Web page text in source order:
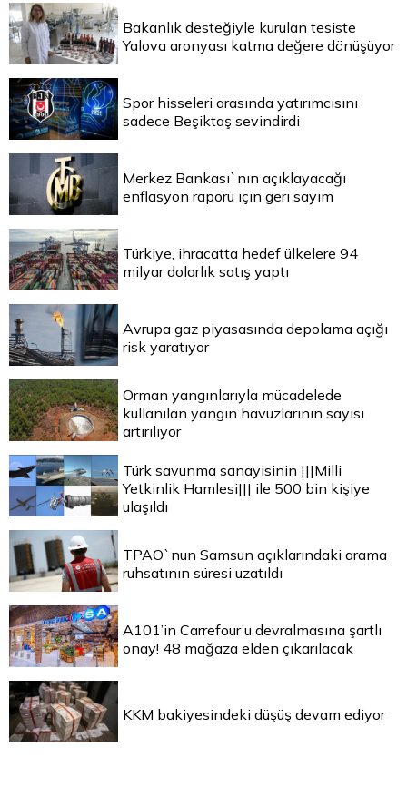
Bakanlık desteğiyle kurulan tesiste
Yalova aronyası katma değere dönüşüyor
Spor hisseleri arasında yatırımcısını
sadece Beşiktaş sevindirdi
Merkez Bankası`nın açıklayacağı
enflasyon raporu için geri sayım
Türkiye, ihracatta hedef ülkelere 94
milyar dolarlık satış yaptı
Avrupa gaz piyasasında depolama açığı
risk yaratıyor
Orman yangınlarıyla mücadelede
kullanılan yangın havuzlarının sayısı
artırılıyor
Türk savunma sanayisinin |||Milli
Yetkinlik Hamlesi||| ile 500 bin kişiye
ulaşıldı
TPAO`nun Samsun açıklarındaki arama
ruhsatının süresi uzatıldı
A101’in Carrefour’u devralmasına şartlı
onay! 48 mağaza elden çıkarılacak
KKM bakiyesindeki düşüş devam ediyor